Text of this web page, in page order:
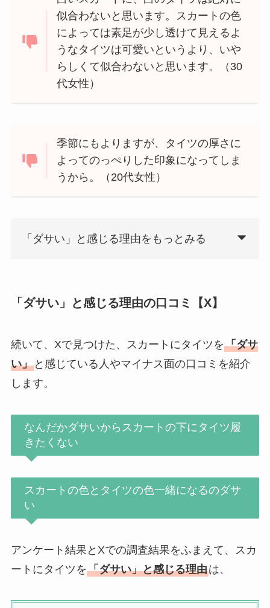
似合わないと思います。スカートの色
によっては素足が少し透けて見えるよ
うなタイツは可愛いというより、いや
らしくて似合わないと思います。（30
代女性）
季節にもよりますが、タイツの厚さに
よってのっぺりした印象になってしま
うから。（20代女性）
「ダサい」と感じる理由をもっとみる
「ダサい」と感じる理由の口コミ【X】
続いて、Xで見つけた、スカートにタイツを「ダサ
い」と感じている人やマイナス面の口コミを紹介
します。
なんだかダサいからスカートの下にタイツ履
きたくない
スカートの色とタイツの色一緒になるのダサ
い
アンケート結果とXでの調査結果をふまえて、スカ
ートにタイツを「ダサい」と感じる理由は、